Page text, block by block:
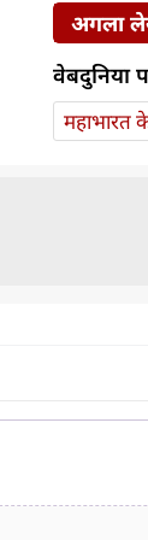
अगला
वेबदुनिया
महाभारत